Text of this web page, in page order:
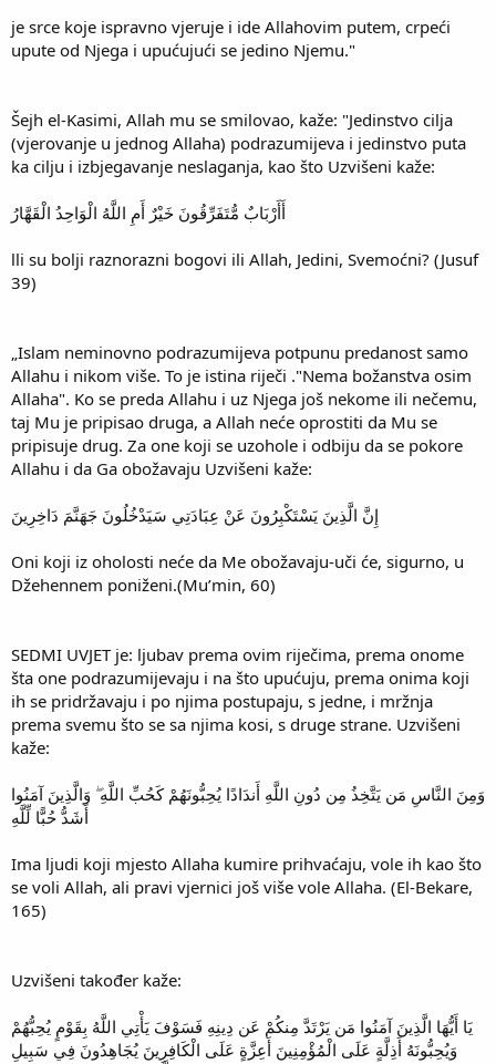
je srce koje ispravno vjeruje i ide Allahovim putem, crpeći
upute od Njega i upućujući se jedino Njemu."
Šejh el-Kasimi, Allah mu se smilovao, kaže: "Jedinstvo cilja
(vjerovanje u jednog Allaha) podrazumijeva i jedinstvo puta
ka cilju i izbjegavanje neslaganja, kao što Uzvišeni kaže:
أَأَرْبَابٌ مُّتَفَرِّقُونَ خَيْرٌ أَمِ اللَّهُ الْوَاحِدُ الْقَهَّارُ
lli su bolji raznorazni bogovi ili Allah, Jedini, Svemoćni? (Jusuf
39)
„Islam neminovno podrazumijeva potpunu predanost samo
Allahu i nikom više. To je istina riječi ."Nema božanstva osim
Allaha". Ko se preda Allahu i uz Njega još nekome ili nečemu,
taj Mu je pripisao druga, a Allah neće oprostiti da Mu se
pripisuje drug. Za one koji se uzohole i odbiju da se pokore
Allahu i da Ga obožavaju Uzvišeni kaže:
إِنَّ الَّذِينَ يَسْتَكْبِرُونَ عَنْ عِبَادَتِي سَيَدْخُلُونَ جَهَنَّمَ دَاخِرِينَ
Oni koji iz oholosti neće da Me obožavaju-uči će, sigurno, u
Džehennem poniženi.(Mu’min, 60)
SEDMI UVJET je: ljubav prema ovim riječima, prema onome
šta one podrazumijevaju i na što upućuju, prema onima koji
ih se pridržavaju i po njima postupaju, s jedne, i mržnja
prema svemu što se sa njima kosi, s druge strane. Uzvišeni
kaže:
وَمِنَ النَّاسِ مَن يَتَّخِذُ مِن دُونِ اللَّهِ أَندَادًا يُحِبُّونَهُمْ كَحُبِّ اللَّهِ ۖ وَالَّذِينَ آمَنُوا
أَشَدُّ حُبًّا لِّلَّهِ
Ima ljudi koji mjesto Allaha kumire prihvaćaju, vole ih kao što
se voli Allah, ali pravi vjernici još više vole Allaha. (El-Bekare,
165)
Uzvišeni također kaže:
يَا أَيُّهَا الَّذِينَ آمَنُوا مَن يَرْتَدَّ مِنكُمْ عَن دِينِهِ فَسَوْفَ يَأْتِي اللَّهُ بِقَوْمٍ يُحِبُّهُمْ
وَيُحِبُّونَهُ أَذِلَّةٍ عَلَى الْمُؤْمِنِينَ أَعِزَّةٍ عَلَى الْكَافِرِينَ يُجَاهِدُونَ فِي سَبِيلِ